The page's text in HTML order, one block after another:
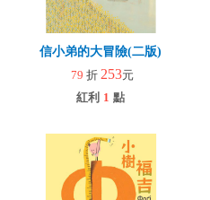
信小弟的大冒險(二版)
79 折 253元
紅利 1 點